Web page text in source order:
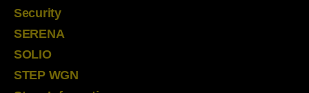
Security
SERENA
SOLIO
STEP WGN